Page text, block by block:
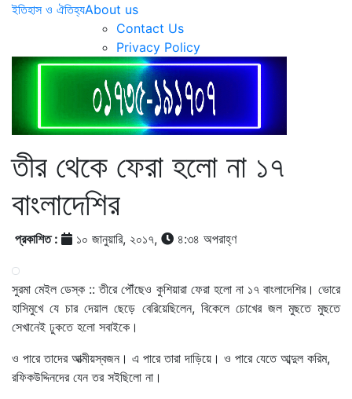
ইতিহাস ও ঐতিহ্যAbout us
Contact Us
Privacy Policy
তীর থেকে ফেরা হলো না ১৭
বাংলাদেশির
প্রকাশিত : ১০ জানুয়ারি, ২০১৭, ৪:৩৪ অপরাহ্ণ
সুরমা মেইল ডেস্ক :: তীরে পৌঁছেও কুশিয়ারা ফেরা হলো না ১৭ বাংলাদেশির। ভোরে
হাসিমুখে যে চার দেয়াল ছেড়ে বেরিয়েছিলেন, বিকেলে চোখের জল মুছতে মুছতে
সেখানেই ঢুকতে হলো সবাইকে।
ও পারে তাদের আত্মীয়স্বজন। এ পারে তারা দাড়িয়ে। ও পারে যেতে আব্দুল করিম,
রফিকউদ্দিনদের যেন তর সইছিলো না।